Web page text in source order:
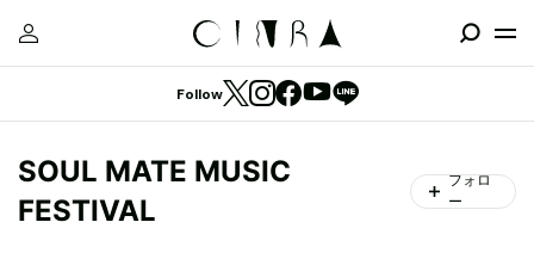
Follow
SOUL MATE MUSIC
FESTIVAL
フォロ
ー